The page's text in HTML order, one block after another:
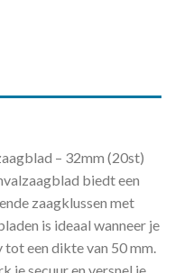
– 32mm (20st)
biedt een
zaagklussen met
is ideaal wanneer je
een dikte van 50 mm.